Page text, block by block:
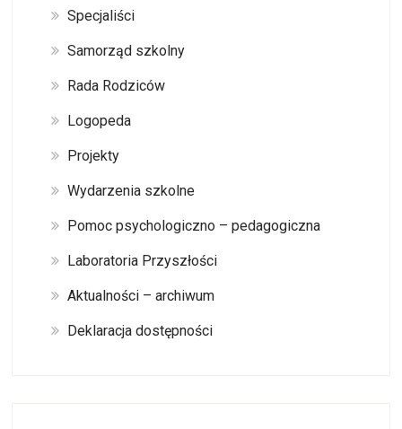
Specjaliści
Samorząd szkolny
Rada Rodziców
Logopeda
Projekty
Wydarzenia szkolne
Pomoc psychologiczno – pedagogiczna
Laboratoria Przyszłości
Aktualności – archiwum
Deklaracja dostępności